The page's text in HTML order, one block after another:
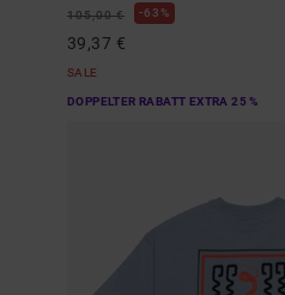
105,00 € 63%
39,37 €
SALE
DOPPELTER RABATT EXTRA 25 %